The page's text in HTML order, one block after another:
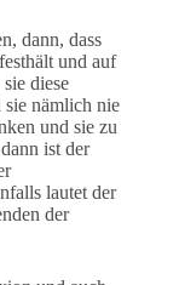
dann, dass
und auf
diese
nämlich nie
und sie zu
ist der
lautet der
der